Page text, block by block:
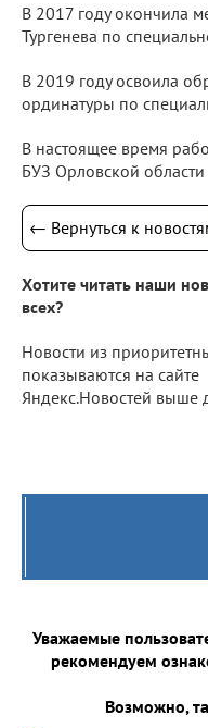
В 2017 году окончила
Тургенева по
В 2019 году освоила
ординатуры по
В настоящее время
БУЗ Орловской
← Вернуться к
Хотите читать наши
всех?
Новости из
показываются на сайте
Яндекс.Новостей выше
Уважаемые
рекомендуем
Возможно,